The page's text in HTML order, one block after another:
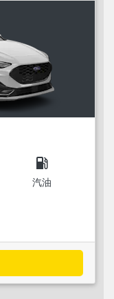
local_gas_station
汽油